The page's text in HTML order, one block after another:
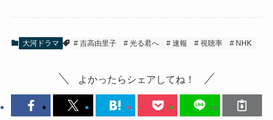
大河ドラマ 吉高由里子 光る君へ 速報 視聴率 NHK
よかったらシェアしてね！